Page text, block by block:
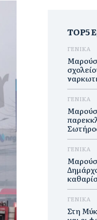
TOP5
ΓΕΝΙΚΑ
ΓΕΝΙΚΑ
ΓΕΝΙΚΑ
ΓΕΝΙΚΑ
Στη